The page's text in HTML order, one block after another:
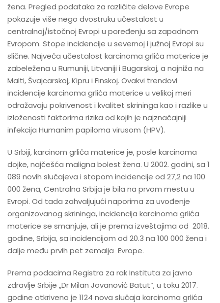
žena. Pregled podataka za različite delove Evrope
pokazuje više nego dvostruku učestalost u
centralnoj/istočnoj Evropi u poređenju sa zapadnom
Evropom. Stope incidencije u severnoj i južnoj Evropi su
slične. Najveća učestalost karcinoma grlića materice je
zabeležena u Rumuniji, Litvaniji i Bugarskoj, a najniža na
Malti, Švajcarskoj, Kipru i Finskoj. Ovakvi trendovi
incidencije karcinoma grlića materice u velikoj meri
odražavaju pokrivenost i kvalitet skrininga kao i razlike u
izloženosti faktorima rizika od kojih je najznačajniji
infekcija Humanim papiloma virusom (HPV).
U Srbiji, karcinom grlića materice je, posle karcinoma
dojke, najčešća maligna bolest žena. U 2002. godini, sa 1
089 novih slučajeva i stopom incidencije od 27,2 na 100
000 žena, Centralna Srbija je bila na prvom mestu u
Evropi. Od tada zahvaljujući naporima za uvođenje
organizovanog skrininga, incidencija karcinoma grlića
materice se smanjuje, ali je prema izveštajima od 2018.
godine, Srbija, sa incidencijom od 20.3 na 100 000 žena i
dalje među prvih pet zemalja Evrope.
Prema podacima Registra za rak Instituta za javno
zdravlje Srbije „Dr Milan Jovanović Batut“, u toku 2017.
godine otkriveno je 1124 nova slučaja karcinoma grlića